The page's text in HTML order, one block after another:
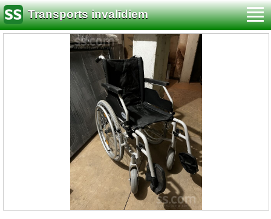
Transports invalīdiem